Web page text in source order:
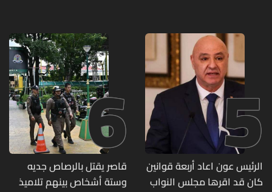
وقع ضحيّة أعماله؟
5
الرئيس عون اعاد أربعة قوانين
كان قد اقرها مجلس النواب
6
قاصر يقتل بالرصاص جديه
وستة أشخاص بينهم تلاميذ